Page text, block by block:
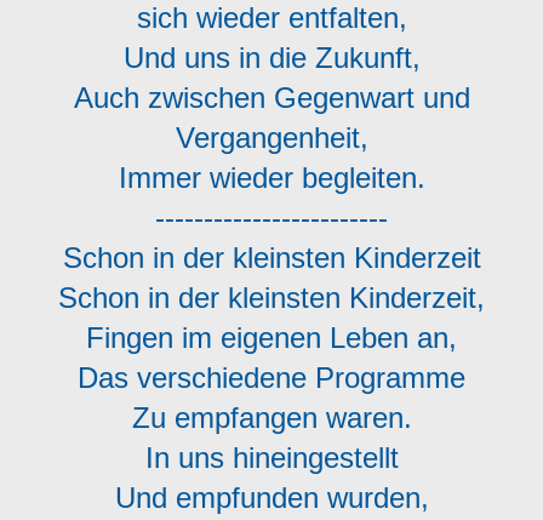
sich wieder entfalten,
Und uns in die Zukunft,
Auch zwischen Gegenwart und
Vergangenheit,
Immer wieder begleiten.
------------------------
Schon in der kleinsten Kinderzeit
Schon in der kleinsten Kinderzeit,
Fingen im eigenen Leben an,
Das verschiedene Programme
Zu empfangen waren.
In uns hineingestellt
Und empfunden wurden,